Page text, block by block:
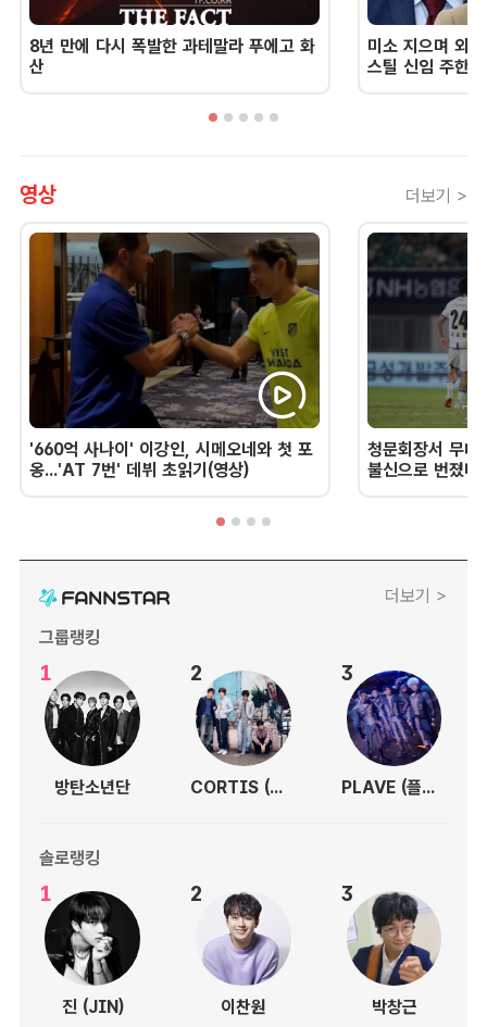
8년 만에 다시 폭발한 과테말라 푸에고 화
산
미소 지으며 외
스틸 신임 주한
영상 더보기 >
'660억 사나이' 이강인, 시메오네와 첫 포
옹...'AT 7번' 데뷔 초읽기(영상)
청문회장서 무너
불신으로 번졌
더보기 >
그룹랭킹
1
방탄소년단
2
CORTIS (코르티스)
3
PLAVE (플레이브)
솔로랭킹
1
진 (JIN)
2
이찬원
3
박창근